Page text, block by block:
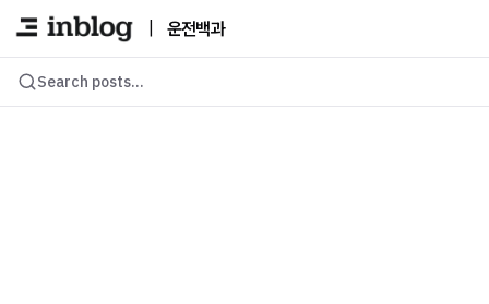
운전백과
Search posts...